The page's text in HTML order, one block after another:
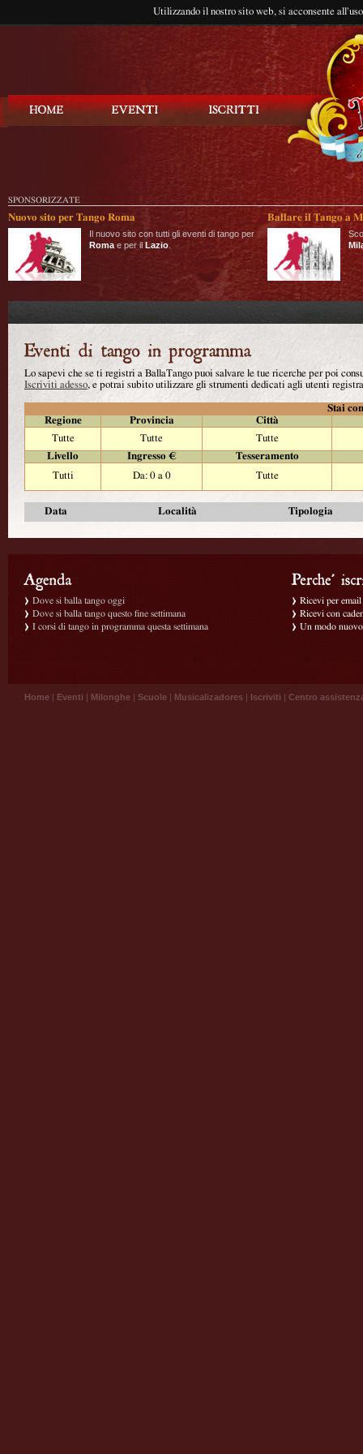
Utilizzando il nostro sito web, si acconsente
SPONSORIZZATE
Nuovo sito per Tango Roma
Il nuovo sito con tutti gli eventi di tango per
Roma e per il Lazio
Ballare il Tango a
Lo sapevi che se ti registri a BallaTango puoi salvare le tue ricerche per poi
Iscriviti adesso, e potrai subito utilizzare gli strumenti dedicati agli utenti
Stai
Regione
Provincia
Città
Tutte
Tutte
Tutte
Livello
Ingresso €
Tesseramento
Tutti
Da: 0 a 0 Tutte
Data Località Tipologia
Dove si balla tango oggi
Dove si balla tango questo fine settimana
I corsi di tango in programma questa settimana
Ricevi per
Ricevi con
Un modo
Home | Eventi | Milonghe | Scuole | Musicalizadores | Iscriviti | Centro